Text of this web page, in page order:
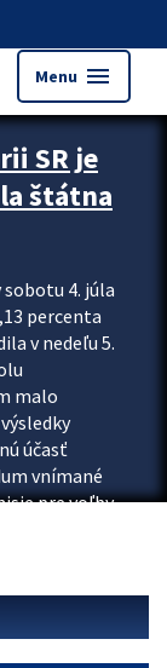
Menu menu
SR je
štátna
4. júla
percenta
v nedeľu 5.
malo
účasť
vnímané
pre voľby